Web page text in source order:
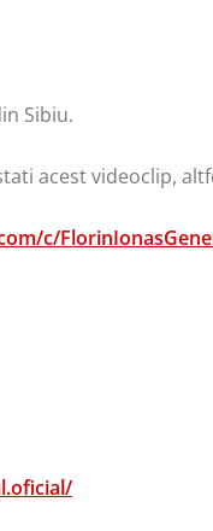
Sibiu.
acest videoclip,
c/